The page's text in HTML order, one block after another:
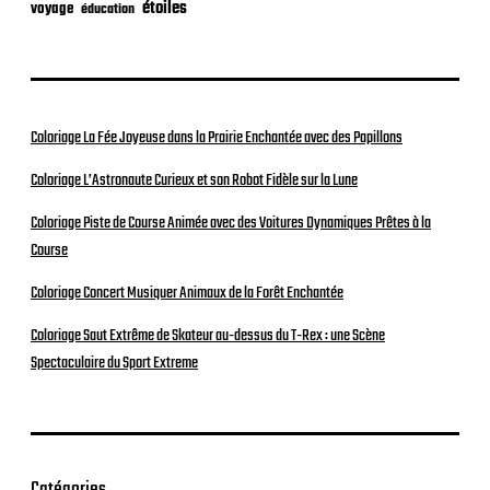
voyage éducation étoiles
Coloriage La Fée Joyeuse dans la Prairie Enchantée avec des Papillons
Coloriage L’Astronaute Curieux et son Robot Fidèle sur la Lune
Coloriage Piste de Course Animée avec des Voitures Dynamiques Prêtes à la
Course
Coloriage Concert Musiquer Animaux de la Forêt Enchantée
Coloriage Saut Extrême de Skateur au-dessus du T-Rex : une Scène
Spectaculaire du Sport Extreme